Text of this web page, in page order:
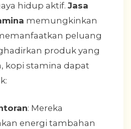
hidup aktif. Jasa
memungkinkan
peluang
produk yang
kopi stamina dapat
: Mereka
energi tambahan